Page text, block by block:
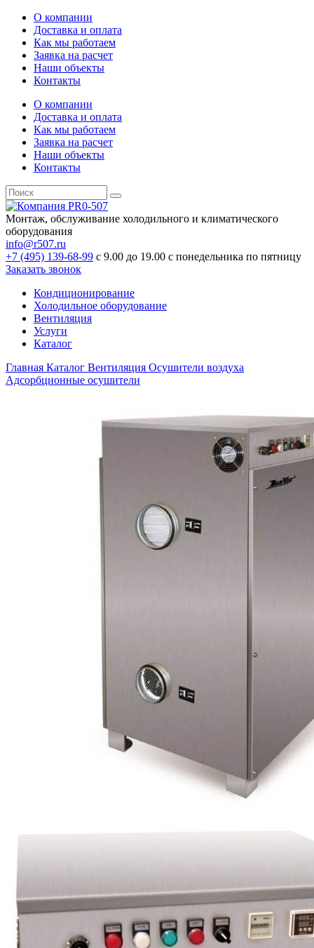
О компании
Доставка и оплата
Как мы работаем
Заявка на расчет
Наши объекты
Контакты
О компании
Доставка и оплата
Как мы работаем
Заявка на расчет
Наши объекты
Контакты
Монтаж, обслуживание холодильного и климатического
оборудования
info@r507.ru
+7 (495) 139-68-99 с 9.00 до 19.00 с понедельника по пятницу
Заказать звонок
Кондиционирование
Холодильное оборудование
Вентиляция
Услуги
Каталог
Главная Каталог Вентиляция Осушители воздуха
Адсорбционные осушители